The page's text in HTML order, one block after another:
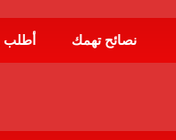
نصائح تهمك